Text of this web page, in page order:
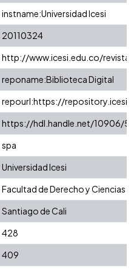
instname:Universidad Icesi
20110324
http://www.icesi.edu.co/
reponame:Biblioteca Digital
repourl:https://
https://hdl.handle.net/10906/
spa
Universidad Icesi
Facultad de Derecho y Ciencias
Santiago de Cali
428
409